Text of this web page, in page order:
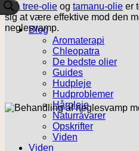
Blog
Aromaterapi
Chleopatra
De bedste olier
Guides
Hudpleje
Hudproblemer
Hårpleje
Naturråvarer
Opskrifter
Viden
Viden
Tea tree-olie og tamanu-olie er
sig at være effektive mod den
neglesvamp.